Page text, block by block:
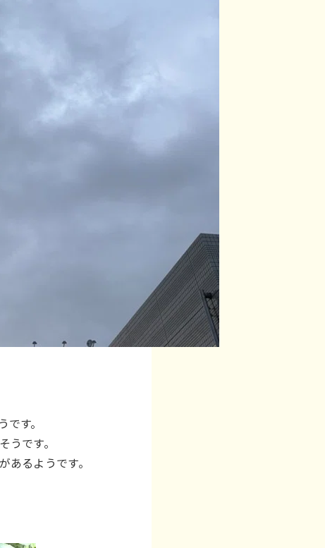
す。
です。
るようです。